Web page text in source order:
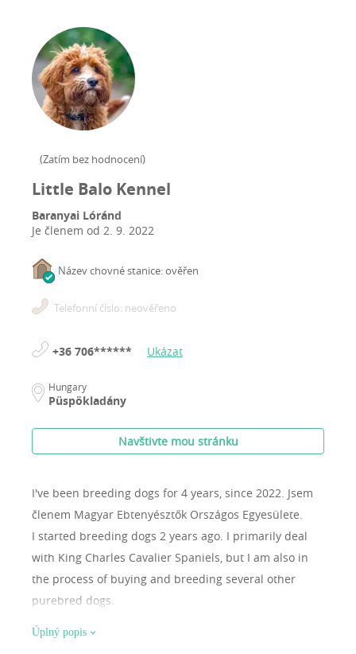
(Zatím bez hodnocení)
Little Balo Kennel
Baranyai Lóránd
Je členem od 2. 9. 2022
Název chovné stanice: ověřen
Telefonní číslo: neověřeno
+36 706****** Ukázat
Hungary
Püspökladány
Navštivte mou stránku
I've been breeding dogs for 4 years, since 2022. Jsem
členem Magyar Ebtenyésztők Országos Egyesülete.
I started breeding dogs 2 years ago. I primarily deal
with King Charles Cavalier Spaniels, but I am also in
the process of buying and breeding several other
purebred dogs.
Úplný popis